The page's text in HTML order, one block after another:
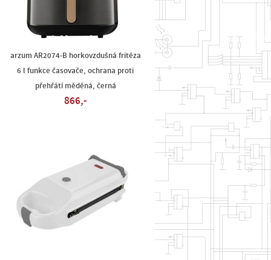
arzum AR2074-B horkovzdušná fritéza
6 l funkce časovače, ochrana proti
přehřátí měděná, černá
866,-